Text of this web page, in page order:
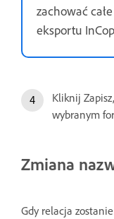
zachować
eksportu
Kliknij
wybranym
Zmiana
Gdy relacja